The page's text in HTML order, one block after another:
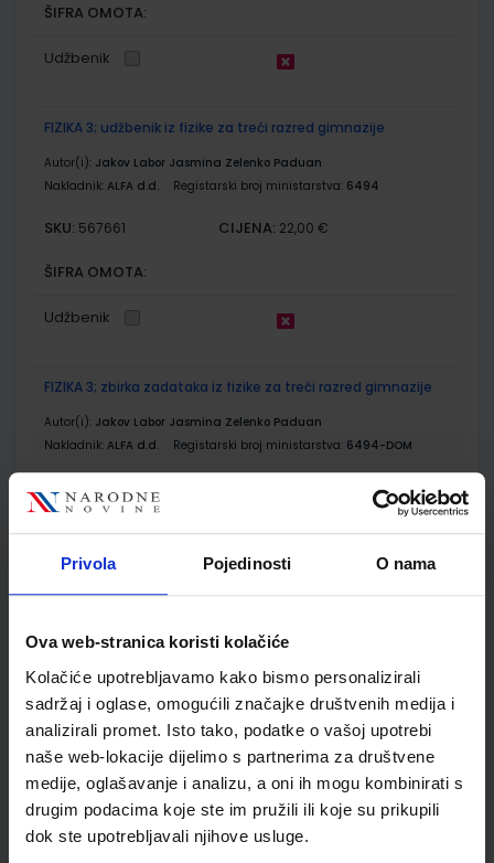
Privola Pojedinosti O nama
Ova web-stranica koristi kolačiće
Kolačiće upotrebljavamo kako bismo personalizirali
sadržaj i oglase, omogućili značajke društvenih medija i
analizirali promet. Isto tako, podatke o vašoj upotrebi
naše web-lokacije dijelimo s partnerima za društvene
medije, oglašavanje i analizu, a oni ih mogu kombinirati s
drugim podacima koje ste im pružili ili koje su prikupili
dok ste upotrebljavali njihove usluge.
ŠIFRA OMOTA:
Udžbenik
FIZIKA 3; udžbenik iz fizike za treći razred gimnazije
Autor(i): Jakov Labor Jasmina Zelenko Paduan
Nakladnik: ALFA d.d. Registarski broj ministarstva: 6494
SKU: 567661 CIJENA: 22,00 €
ŠIFRA OMOTA:
Udžbenik
FIZIKA 3; zbirka zadataka iz fizike za treći razred gimnazije
Autor(i): Jakov Labor Jasmina Zelenko Paduan
Nakladnik: ALFA d.d. Registarski broj ministarstva: 6494-DOM
SKU:
ŠIFRA OMOTA:
Udžbenik
KEMIJA 3; udžbenik iz kemije za treći razred gimnazije
Autor(i): Zora Popović Ljiljana Kovačević Nikolina Ribarić
Nakladnik:ALFA d.d. Registarski broj ministarstva:6509
SKU: 567672 CIJENA: 21,00 €
ŠIFRA OMOTA:
Udžbenik